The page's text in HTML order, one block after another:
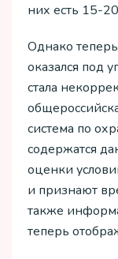
них есть 15-
Однако
оказался под
стала
система по
содержатся
оценки
и признают
также
теперь